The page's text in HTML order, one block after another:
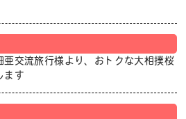
亜交流旅行様より、おトクな大相撲桜
ます